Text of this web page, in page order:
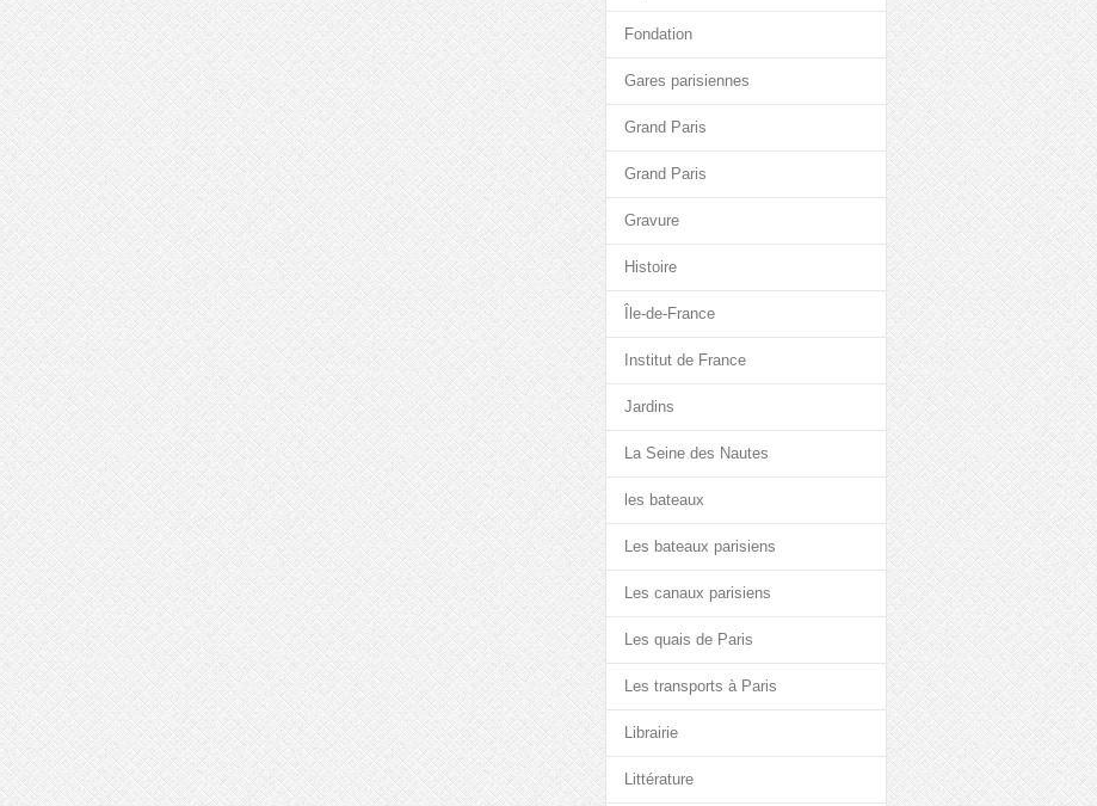
Fondation
Gares parisiennes
Grand Paris
Grand Paris
Gravure
Histoire
Île-de-France
Institut de France
Jardins
La Seine des Nautes
les bateaux
Les bateaux parisiens
Les canaux parisiens
Les quais de Paris
Les transports à Paris
Librairie
Littérature